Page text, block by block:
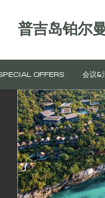
普吉岛铂尔
OFFERS 会议&